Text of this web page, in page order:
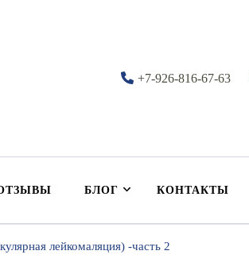
+7-926-816-67-63
БЛОГ КОНТАКТЫ
лейкомаляция) -часть 2